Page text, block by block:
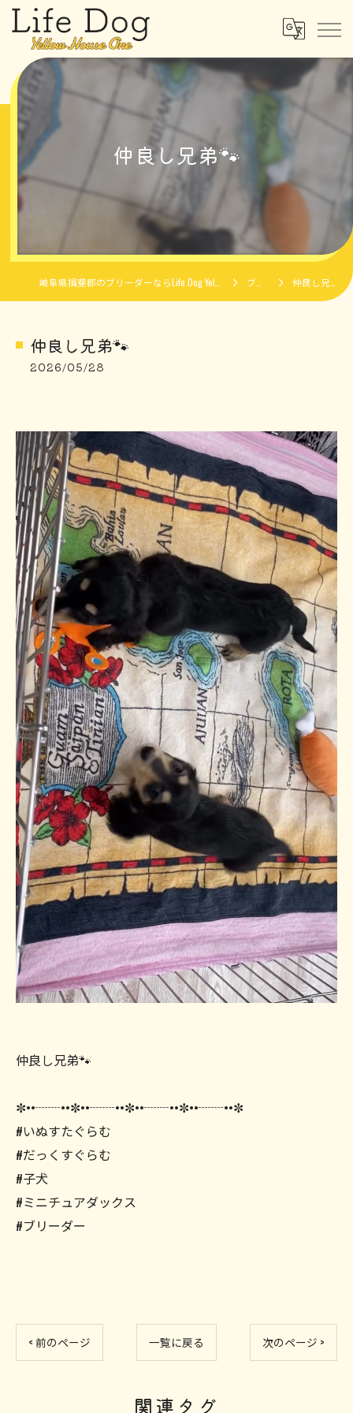
仲良し兄弟🐾
ブログ 仲良し兄弟🐾
仲良し兄弟🐾
2026/05/28
仲良し兄弟🐾
✼••┈┈••✼••┈┈••✼••┈┈••✼••┈┈••✼
#いぬすたぐらむ
#だっくすぐらむ
#子犬
#ミニチュアダックス
#ブリーダー
< 前のページ 一覧に戻る 次のページ >
関連タグ